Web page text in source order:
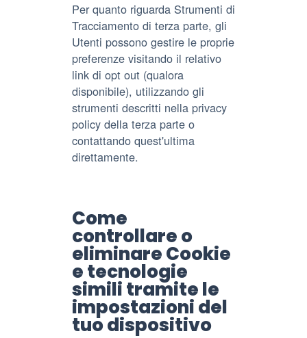
Per quanto riguarda Strumenti di
Tracciamento di terza parte, gli
Utenti possono gestire le proprie
preferenze visitando il relativo
link di opt out (qualora
disponibile), utilizzando gli
strumenti descritti nella privacy
policy della terza parte o
contattando quest'ultima
direttamente.
Come
controllare o
eliminare Cookie
e tecnologie
simili tramite le
impostazioni del
tuo dispositivo